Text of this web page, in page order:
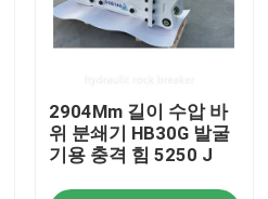
2904Mm 길이 수압 바
위 분쇄기 HB30G 발굴
기용 충격 힘 5250 J